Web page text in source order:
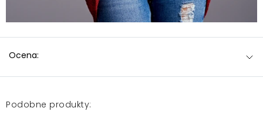
Ocena:
Podobne produkty: